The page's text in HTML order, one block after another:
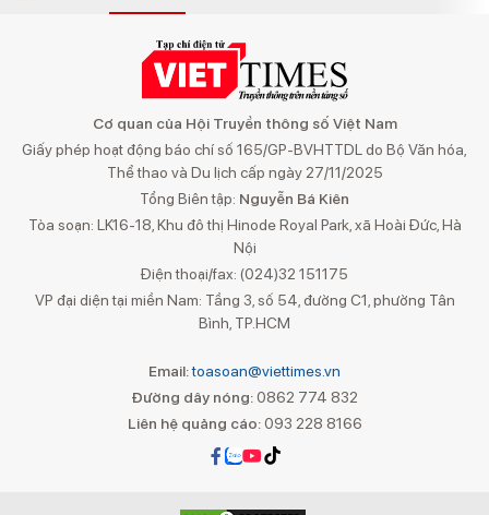
Cơ quan của Hội Truyền thông số Việt Nam
Giấy phép hoạt động báo chí số 165/GP-BVHTTDL do Bộ Văn hóa,
Thể thao và Du lịch cấp ngày 27/11/2025
Tổng Biên tập: Nguyễn Bá Kiên
Tòa soạn: LK16-18, Khu đô thị Hinode Royal Park, xã Hoài Đức, Hà
Nội
Điện thoại/fax: (024)32 151175
VP đại diện tại miền Nam: Tầng 3, số 54, đường C1, phường Tân
Bình, TP.HCM
Email:toasoan@viettimes.vn
Đường dây nóng: 0862 774 832
Liên hệ quảng cáo:093 228 8166